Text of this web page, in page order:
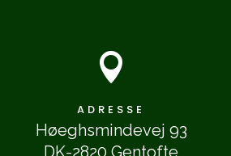

ADRESSE
Høeghsmindevej 93
DK-2820 Gentofte